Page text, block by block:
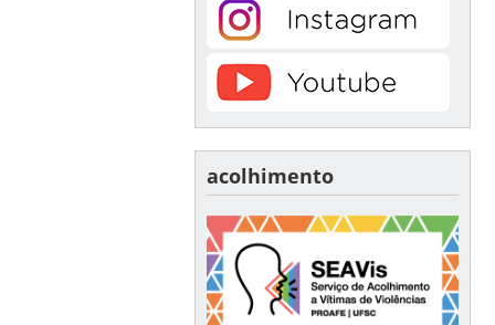
acolhimento